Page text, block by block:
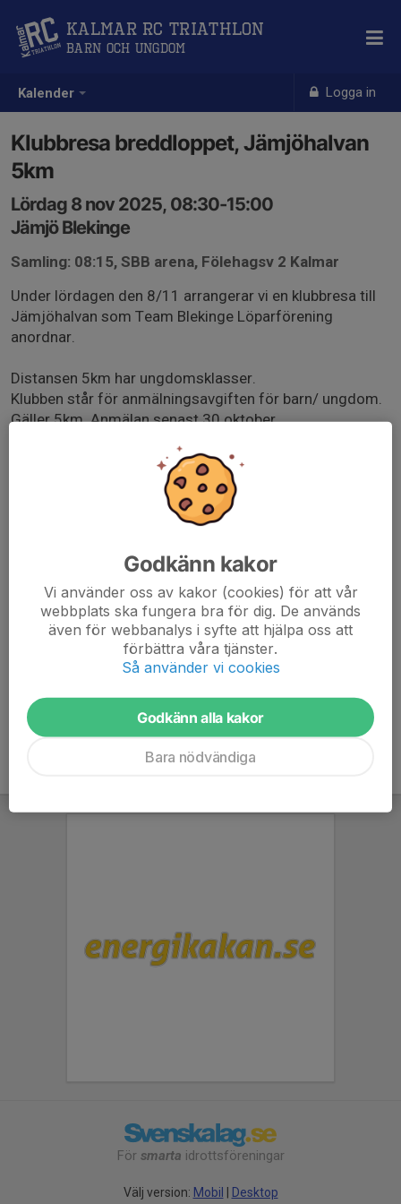
Kalender Logga in
Kalmar RC Triathlon
Barn och Ungdom
Klubbresa breddloppet, Jämjöhalvan
5km
Lördag 8 nov 2025, 08:30-15:00
Jämjö Blekinge
Samling: 08:15, SBB arena, Fölehagsv 2 Kalmar
Under lördagen den 8/11 arrangerar vi en klubbresa till
Jämjöhalvan som Team Blekinge Löparförening
anordnar.
Distansen 5km har ungdomsklasser.
Klubben står för anmälningsavgiften för barn/ ungdom.
Gäller 5km. Anmälan senast 30 oktober.
Klubben står även för bussresa tur och retur.
I samband med tävlingen erbjuds ombytes- och
duschmöjligheter samt lättare förtäring efter målgång
överdragskläder på bussresan dit om man vill.
Anmälan till klubbeventet gör ni här via svenska lag.
www.teamblekinge.nu/sida/94169/jamjohalvan
För smarta idrottsföreningar
Välj version: Mobil Desktop
Godkänn kakor
Vi använder oss av kakor (cookies) för att vår
webbplats ska fungera bra för dig. De används
även för webbanalys i syfte att hjälpa oss att
förbättra våra tjänster.
Så använder vi cookies
Godkänn alla kakor
Bara nödvändiga